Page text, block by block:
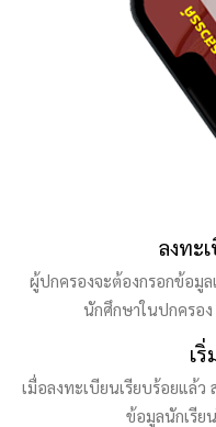
ลงทะ
ผู้ปกครองจะต้องกรอกข้อมู
นักศึกษาในปกครอ
เ
เมื่อลงทะเบียนเรียบร้อยแล้
ข้อมูลนักเรีย